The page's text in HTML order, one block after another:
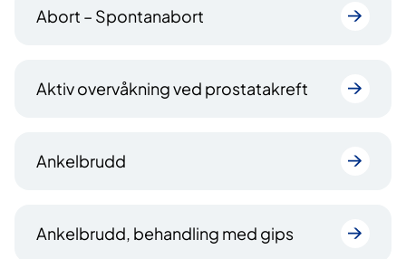
Abort – Spontanabort
Aktiv overvåkning ved prostatakreft
Ankelbrudd
Ankelbrudd, behandling med gips